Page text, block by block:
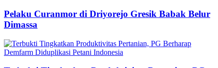
Pelaku Curanmor di Driyorejo Gresik Babak Belur
Dimassa